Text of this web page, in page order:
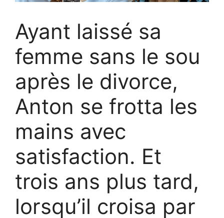
Ayant laissé sa
femme sans le sou
après le divorce,
Anton se frotta les
mains avec
satisfaction. Et
trois ans plus tard,
lorsqu’il croisa par